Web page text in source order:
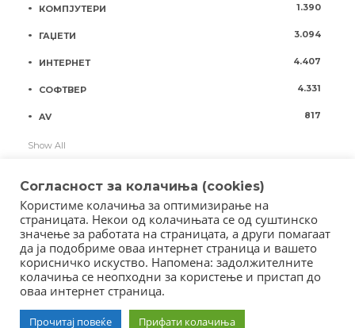
КОМПЈУТЕРИ 1.390
ГАЏЕТИ 3.094
ИНТЕРНЕТ 4.407
СОФТВЕР 4.331
AV 817
Show All
Copyright © 2018 - Member of IAB Macedonia
Member of Clip Media Group / 2017
Согласност за колачиња (cookies)
Користиме колачиња за оптимизирање на
страницата. Некои од колачињата се од суштинско
значење за работата на страницата, а други помагаат
да ја подобриме оваа интернет страница и вашето
корисничко искуство. Напомена: задолжителните
колачиња се неопходни за користење и пристап до
оваа интернет страница.
Прочитај повеќе Прифати колачиња